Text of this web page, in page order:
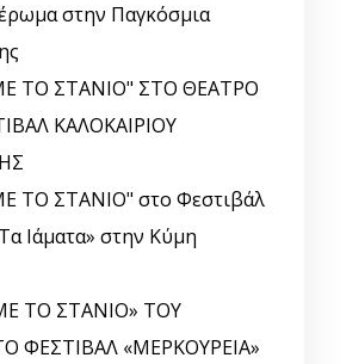
στην Παγκόσμια
ΤΟ ΣΤΑΝΙΟ" ΣΤΟ ΘΕΑΤΡΟ
ΚΑΛΟΚΑΙΡΙΟΥ
ΤΟ ΣΤΑΝΙΟ" στο Φεστιβάλ
Ιάματα» στην Κύμη
ΤΟ ΣΤΑΝΙΟ» ΤΟΥ
ΦΕΣΤΙΒΑΛ «ΜΕΡΚΟΥΡΕΙΑ»